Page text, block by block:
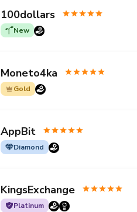
100dollars
New
Moneto4ka
Gold
AppBit
Diamond
KingsExchange
Platinum